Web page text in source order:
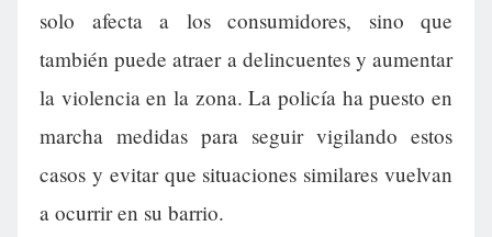
solo afecta a los consumidores, sino que
también puede atraer a delincuentes y aumentar
la violencia en la zona. La policía ha puesto en
marcha medidas para seguir vigilando estos
casos y evitar que situaciones similares vuelvan
a ocurrir en su barrio.